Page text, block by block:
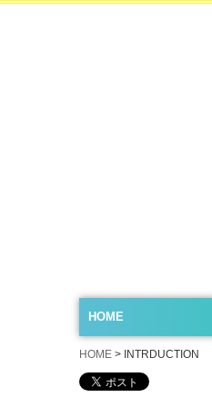
HOME
HOME INTRDUCTION